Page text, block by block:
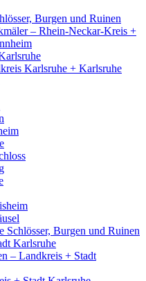
Burgen und Ruinen
– Rhein-Neckar-Kreis +
Karlsruhe + Karlsruhe
Schlösser, Burgen und Ruinen
Karlsruhe
– Landkreis + Stadt